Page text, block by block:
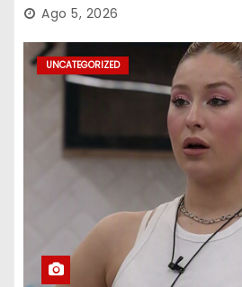
Ago 5, 2026
UNCATEGORIZED